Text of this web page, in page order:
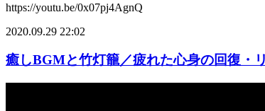
https://youtu.be/0x07pj4AgnQ
2020.09.29 22:02
癒しBGMと竹灯籠／疲れた心身の回復・